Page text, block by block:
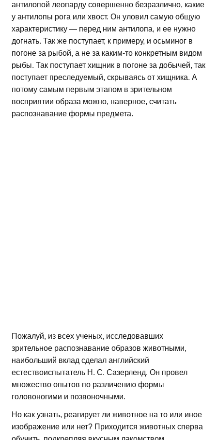
антилопой леопарду совершенно безразлично, какие
у антилопы рога или хвост. Он уловил самую общую
характеристику — перед ним антилопа, и ее нужно
догнать. Так же поступает, к примеру, и осьминог в
погоне за рыбой, а не за каким-то конкретным видом
рыбы. Так поступает хищник в погоне за добычей, так
поступает преследуемый, скрываясь от хищника. А
потому самым первым этапом в зрительном
восприятии образа можно, наверное, считать
распознавание формы предмета.
Пожалуй, из всех ученых, исследовавших
зрительное распознавание образов животными,
наибольший вклад сделал английский
естествоиспытатель Н. С. Сазерленд. Он провел
множество опытов по различению формы
головоногими и позвоночными.
Но как узнать, реагирует ли животное на то или иное
изображение или нет? Приходится животных сперва